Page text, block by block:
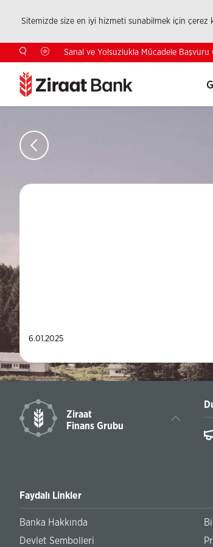
Sitemizde size en iyi hizmeti sunabilmek için çerez
Sanal ve Yolsuzlukla Mücadele Başvuru
6.01.2025
Ziraat
Finans Grubu
Faydalı Linkler
Banka Hakkında
Devlet Sembolleri